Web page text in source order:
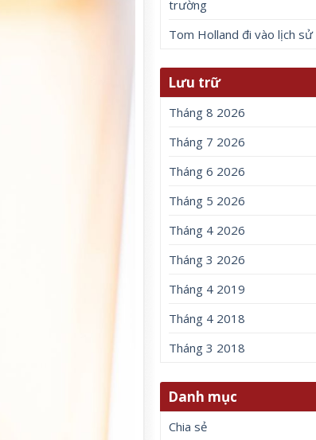
trường
Tom Holland đi vào lịch sử
Lưu trữ
Tháng 8 2026
Tháng 7 2026
Tháng 6 2026
Tháng 5 2026
Tháng 4 2026
Tháng 3 2026
Tháng 4 2019
Tháng 4 2018
Tháng 3 2018
Danh mục
Chia sẻ